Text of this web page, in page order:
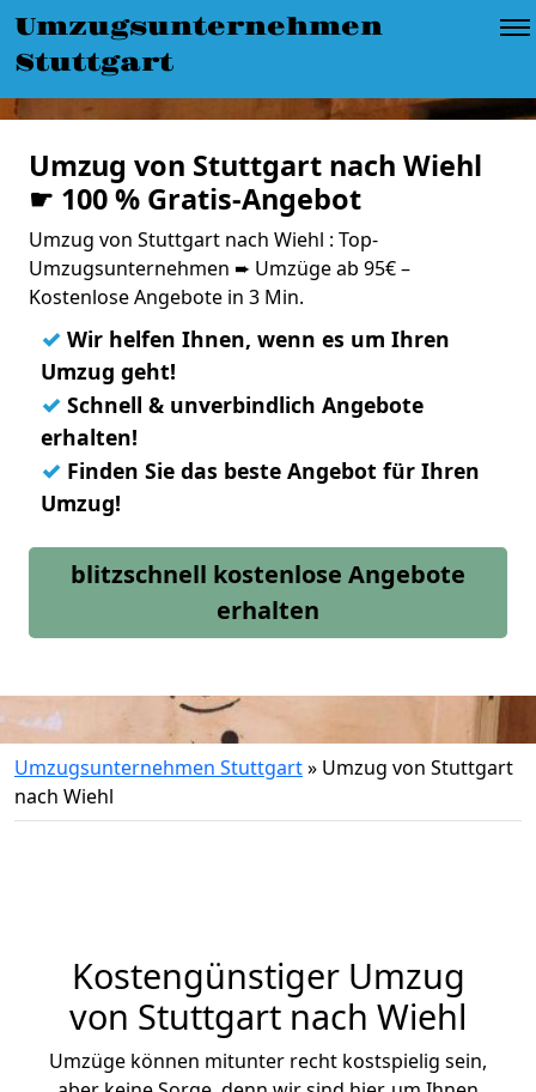
Umzugsunternehmen
Stuttgart
Umzug von Stuttgart nach Wiehl
☛ 100 % Gratis-Angebot
Umzug von Stuttgart nach Wiehl : Top-
Umzugsunternehmen ➨ Umzüge ab 95€ –
Kostenlose Angebote in 3 Min.
✓ Wir helfen Ihnen, wenn es um Ihren
Umzug geht!
✓ Schnell & unverbindlich Angebote
erhalten!
✓ Finden Sie das beste Angebot für Ihren
Umzug!
blitzschnell kostenlose Angebote
erhalten
Umzugsunternehmen Stuttgart» Umzug von Stuttgart
nach Wiehl
Kostengünstiger Umzug
von Stuttgart nach Wiehl
Umzüge können mitunter recht kostspielig sein,